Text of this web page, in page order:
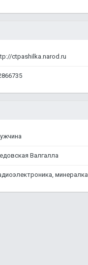
ctpashilka.narod.ru
Валгалла
минералка